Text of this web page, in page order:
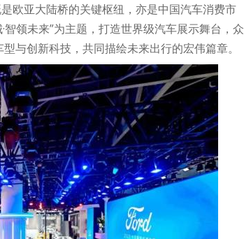
欧亚大陆桥的关键枢纽，亦是中国汽车消费市
领未来”为主题，打造世界级汽车展示舞台，众
与创新科技，共同描绘未来出行的宏伟篇章。